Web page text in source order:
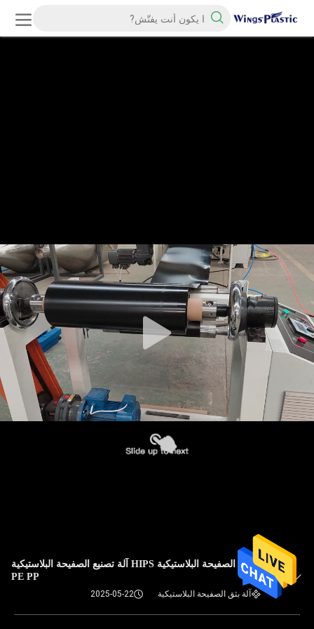
آلة بثق الصفيحة البلاستيكية HIPS آلة تصنيع الصفيحة البلاستيكية
PE PP
آلة بثق الصفيحة البلاستيكية 2025-05-22